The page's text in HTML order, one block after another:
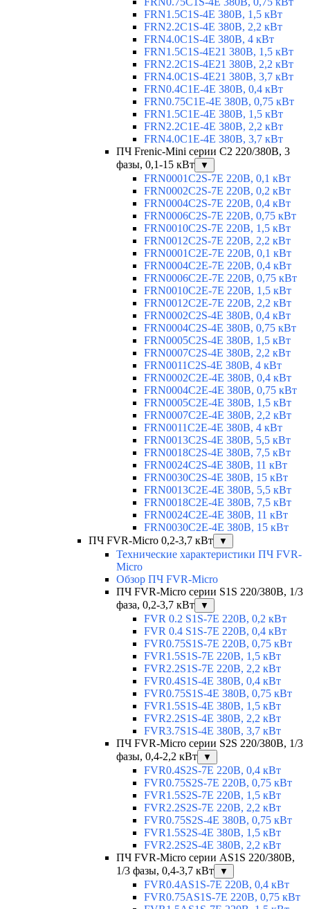
FRN1.5C1S-4E 380В, 1,5 кВт
FRN2.2C1S-4E 380В, 2,2 кВт
FRN4.0C1S-4E 380В, 4 кВт
FRN1.5C1S-4E21 380В, 1,5 кВт
FRN2.2C1S-4E21 380В, 2,2 кВт
FRN4.0C1S-4E21 380В, 3,7 кВт
FRN0.4C1E-4E 380В, 0,4 кВт
FRN0.75C1E-4E 380В, 0,75 кВт
FRN1.5C1E-4E 380В, 1,5 кВт
FRN2.2C1E-4E 380В, 2,2 кВт
FRN4.0C1E-4E 380В, 3,7 кВт
ПЧ Frenic-Mini серии С2 220/380В, 3
фазы, 0,1-15 кВт
▼
FRN0001C2S-7E 220В, 0,1 кВт
FRN0002C2S-7E 220В, 0,2 кВт
FRN0004C2S-7E 220В, 0,4 кВт
FRN0006C2S-7E 220В, 0,75 кВт
FRN0010C2S-7E 220В, 1,5 кВт
FRN0012C2S-7E 220В, 2,2 кВт
FRN0001C2E-7E 220В, 0,1 кВт
FRN0004C2E-7E 220В, 0,4 кВт
FRN0006C2E-7E 220В, 0,75 кВт
FRN0010C2E-7E 220В, 1,5 кВт
FRN0012C2E-7E 220В, 2,2 кВт
FRN0002C2S-4E 380В, 0,4 кВт
FRN0004C2S-4E 380В, 0,75 кВт
FRN0005C2S-4E 380В, 1,5 кВт
FRN0007C2S-4E 380В, 2,2 кВт
FRN0011C2S-4E 380В, 4 кВт
FRN0002C2E-4E 380В, 0,4 кВт
FRN0004C2E-4E 380В, 0,75 кВт
FRN0005C2E-4E 380В, 1,5 кВт
FRN0007C2E-4E 380В, 2,2 кВт
FRN0011C2E-4E 380В, 4 кВт
FRN0013C2S-4E 380В, 5,5 кВт
FRN0018C2S-4E 380В, 7,5 кВт
FRN0024C2S-4E 380В, 11 кВт
FRN0030C2S-4E 380В, 15 кВт
FRN0013C2E-4E 380В, 5,5 кВт
FRN0018C2E-4E 380В, 7,5 кВт
FRN0024C2E-4E 380В, 11 кВт
FRN0030C2E-4E 380В, 15 кВт
ПЧ FVR-Micro 0,2-3,7 кВт
▼
Технические характеристики ПЧ FVR-
Micro
Обзор ПЧ FVR-Micro
ПЧ FVR-Micro серии S1S 220/380В, 1/3
фаза, 0,2-3,7 кВт
▼
FVR 0.2 S1S-7E 220В, 0,2 кВт
FVR 0.4 S1S-7E 220В, 0,4 кВт
FVR0.75S1S-7E 220В, 0,75 кВт
FVR1.5S1S-7E 220В, 1,5 кВт
FVR2.2S1S-7E 220В, 2,2 кВт
FVR0.4S1S-4E 380В, 0,4 кВт
FVR0.75S1S-4E 380В, 0,75 кВт
FVR1.5S1S-4E 380В, 1,5 кВт
FVR2.2S1S-4E 380В, 2,2 кВт
FVR3.7S1S-4E 380В, 3,7 кВт
ПЧ FVR-Micro серии S2S 220/380В, 1/3
фазы, 0,4-2,2 кВт
▼
FVR0.4S2S-7E 220В, 0,4 кВт
FVR0.75S2S-7E 220В, 0,75 кВт
FVR1.5S2S-7E 220В, 1,5 кВт
FVR2.2S2S-7E 220В, 2,2 кВт
FVR0.75S2S-4E 380В, 0,75 кВт
FVR1.5S2S-4E 380В, 1,5 кВт
FVR2.2S2S-4E 380В, 2,2 кВт
ПЧ FVR-Micro серии AS1S 220/380В,
1/3 фазы, 0,4-3,7 кВт
▼
FVR0.4AS1S-7E 220В, 0,4 кВт
FVR0.75AS1S-7E 220В, 0,75 кВт